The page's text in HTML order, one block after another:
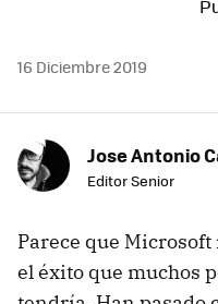
16 Diciembre 2019
Jose Antonio
Editor Senior
Parece que
el éxito que muchos